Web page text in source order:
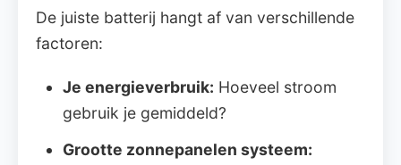
De juiste batterij hangt af van verschillende
factoren:
Je energieverbruik: Hoeveel stroom
gebruik je gemiddeld?
Grootte zonnepanelen systeem: